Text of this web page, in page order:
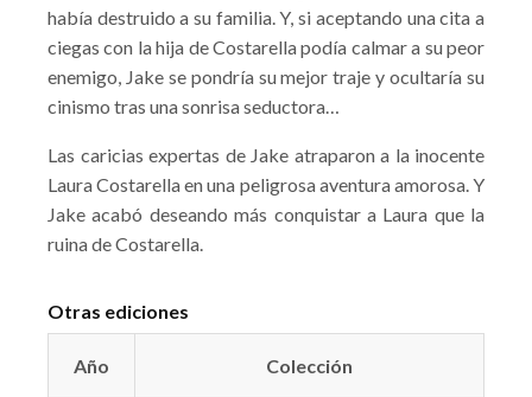
había destruido a su familia. Y, si aceptando una cita a
ciegas con la hija de Costarella podía calmar a su peor
enemigo, Jake se pondría su mejor traje y ocultaría su
cinismo tras una sonrisa seductora…
Las caricias expertas de Jake atraparon a la inocente
Laura Costarella en una peligrosa aventura amorosa. Y
Jake acabó deseando más conquistar a Laura que la
ruina de Costarella.
Otras ediciones
Año Colección